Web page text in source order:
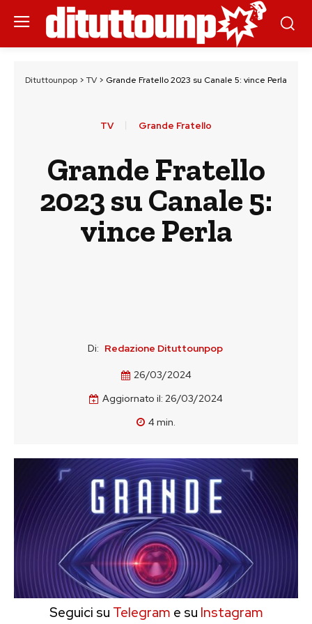
Dituttounpop > TV > Grande Fratello 2023 su Canale 5: vince Perla
TV Grande Fratello
Grande Fratello
2023 su Canale 5:
vince Perla
Di: Redazione Dituttounpop
26/03/2024
Aggiornato il: 26/03/2024
4min.
Seguici su Telegram e su Instagram